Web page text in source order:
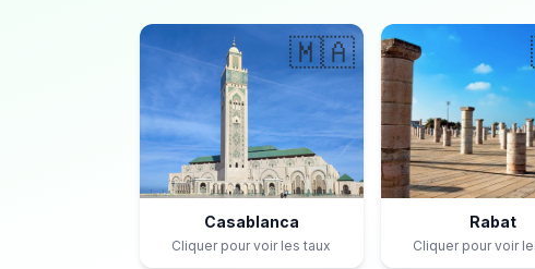
🇲🇦
Casablanca
Cliquer pour voir les taux
Rabat
Cliquer pour voir